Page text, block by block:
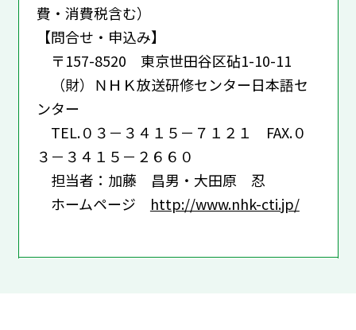
費・消費税含む）
【問合せ・申込み】
〒157-8520 東京世田谷区砧1-10-11
（財）ＮＨＫ放送研修センター日本語セ
ンター
TEL.０３－３４１５－７１２１ FAX.０
３－３４１５－２６６０
担当者：加藤 昌男・大田原 忍
ホームページ http://www.nhk-cti.jp/